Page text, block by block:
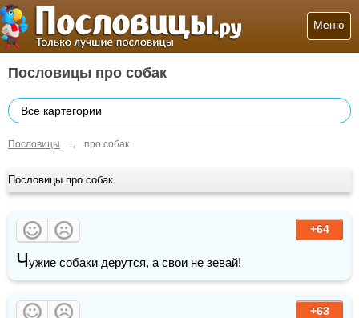
Меню
Пословицы про собак
Все картегории
Пословицы → про собак
Пословицы про собак
+64
Чужие собаки дерутся, а свои не зевай!
+63